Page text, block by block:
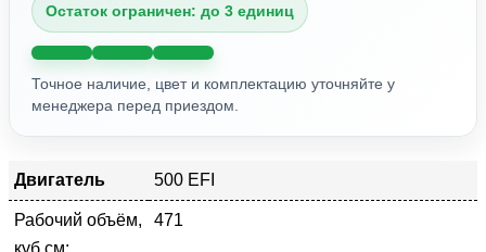
Остаток ограничен: до 3 единиц
Точное наличие, цвет и комплектацию уточняйте у
менеджера перед приездом.
Двигатель 500 EFI
Рабочий объём,
куб.см:
471